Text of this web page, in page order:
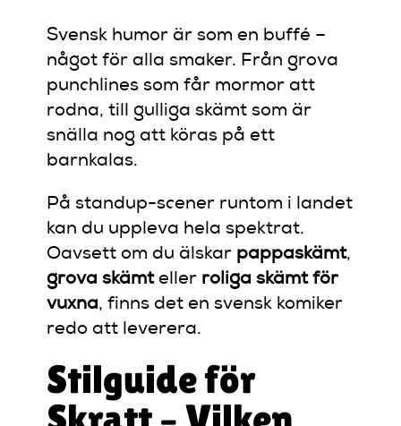
Svensk humor är som en buffé –
något för alla smaker. Från grova
punchlines som får mormor att
rodna, till gulliga skämt som är
snälla nog att köras på ett
barnkalas.
På standup-scener runtom i landet
kan du uppleva hela spektrat.
Oavsett om du älskar pappaskämt,
grova skämteller roliga skämt för
vuxna, finns det en svensk komiker
redo att leverera.
Stilguide för